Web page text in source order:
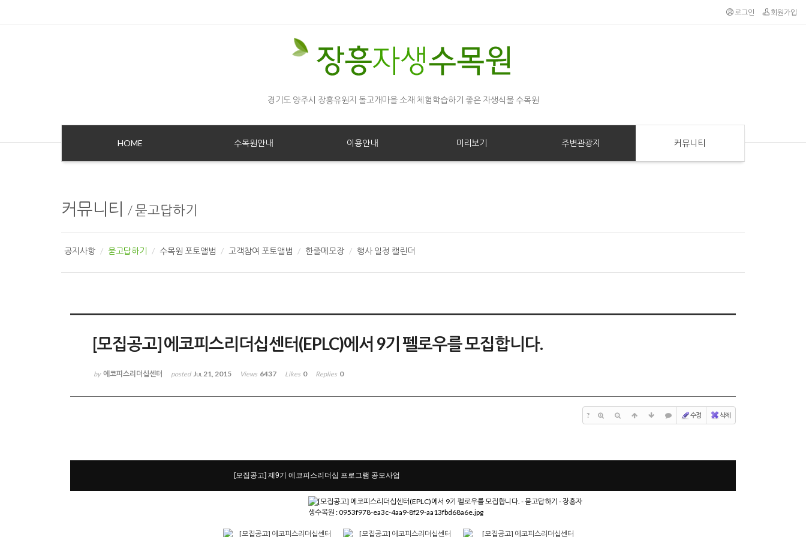
로그인 회원가입
경기도 양주시 장흥유원지 돌고개마을 소재 체험학습하기 좋은 자생식물 수목원
HOME 수목원안내 이용안내 미리보기 주변관광지 커뮤니티
커뮤니티 /묻고답하기
공지사항 묻고답하기 수목원 포토앨범 고객참여 포토앨범 한줄메모장 행사 일정 캘린더
[모집공고] 에코피스리더십센터(EPLC)에서 9기 펠로우를 모집합니다.
by 에코피스리더십센터 posted Jul 21, 2015 Views 6437 Likes 0 Replies 0
? 수정 삭제
[모집공고] 제9기 에코피스리더십 프로그램 공모사업